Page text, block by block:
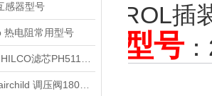
感器型号
热电阻常用型号
DELTROL插
常用型号